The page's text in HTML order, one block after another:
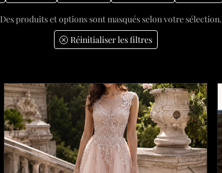
Des produits et options sont masqués selon votre sélection.
Réinitialiser les filtres